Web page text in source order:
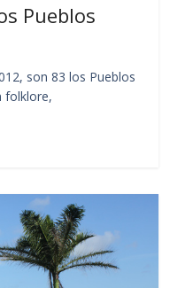
Pueblos
son 83 los Pueblos
folklore,